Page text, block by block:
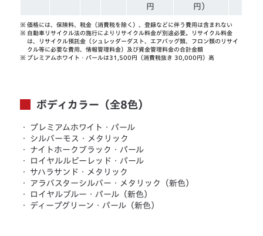
円
円）
※ 価格には、保険料、税金（消費税を除く）、登録などに伴う費用は含まれない
※ 自動車リサイクル法の施行によりリサイクル料金が別途必要。リサイクル料金
は、リサイクル預託金（シュレッダーダスト、エアバッグ類、フロン類のリサイ
クル等に必要な費用、情報管理料金）及び資金管理料金の合計金額
※ プレミアムホワイト・パールは31,500円（消費税抜き 30,000円）高
ボディカラー（全8色）
・
プレミアムホワイト・パール
・
シルバーモス・メタリック
・
ナイトホークブラック・パール
・
ロイヤルルビーレッド・パール
・
サハラサンド・メタリック
・
アラバスターシルバー・メタリック（新色）
・
ロイヤルブルー・パール（新色）
・
ディープグリーン・パール（新色）